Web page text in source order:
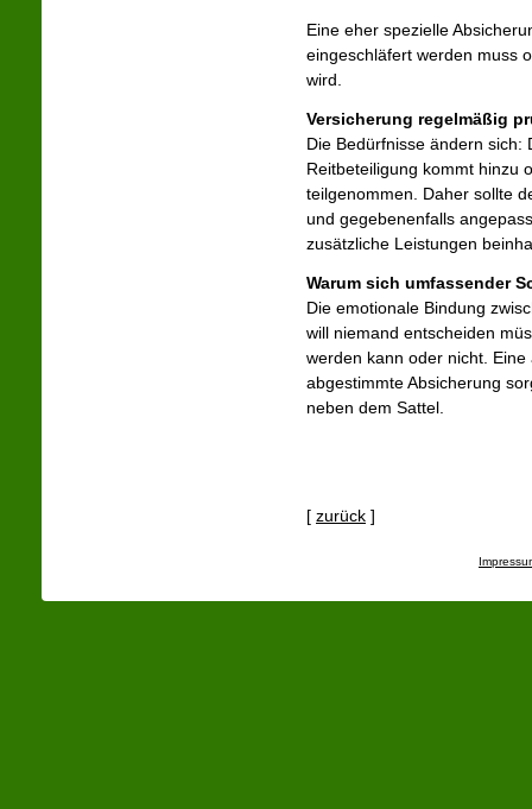
Eine eher spezielle
eingeschläfert werden muss
wird.
Versicherung regelmäßig
Die Bedürfnisse ändern sich:
Reitbeteiligung kommt hinzu
teilgenommen. Daher sollte
und gegebenenfalls
zusätzliche Leistungen
Warum sich umfassender
Die emotionale Bindung
will niemand entscheiden
werden kann oder nicht.
abgestimmte Absicherung
neben dem Sattel.
[ zurück ]